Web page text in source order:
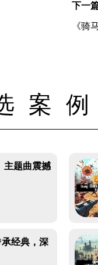
下一
《骑
案
题曲震撼
经典，深